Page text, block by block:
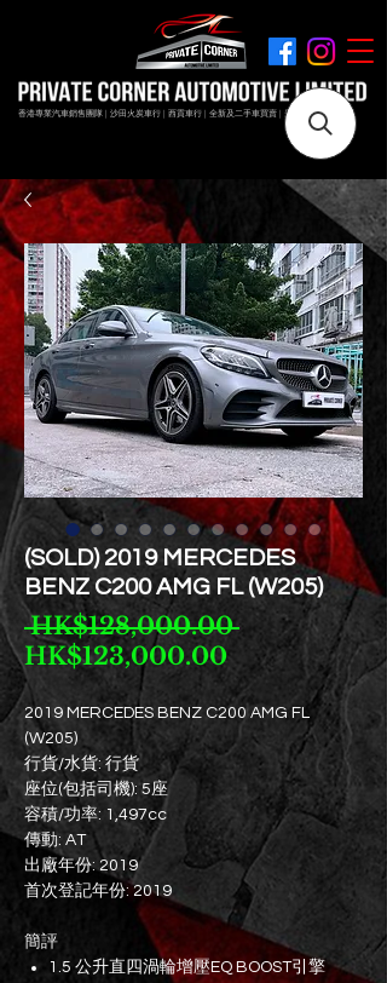
香港專業汽車銷售團隊 | 沙田火炭車行 | 西貢車行 | 全新及二手車買賣 | 最短時間極速成交
(SOLD) 2019 MERCEDES
BENZ C200 AMG FL (W205)
HK$128,000.00 一
般
價
格
HK$123,000.00促
銷
價
格
2019 MERCEDES BENZ C200 AMG FL
(W205)
行貨/水貨: 行貨
座位(包括司機): 5座
容積/功率: 1,497cc
傳動: AT
出廠年份: 2019
首次登記年份: 2019
簡評
1.5 公升直四渦輪增壓EQ BOOST引擎